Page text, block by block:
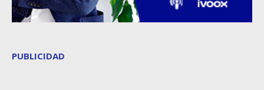
PUBLICIDAD